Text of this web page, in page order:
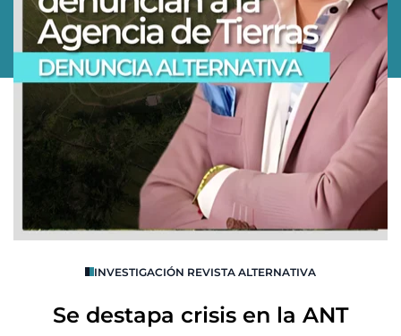
INVESTIGACIÓN REVISTA ALTERNATIVA
Se destapa crisis en la ANT